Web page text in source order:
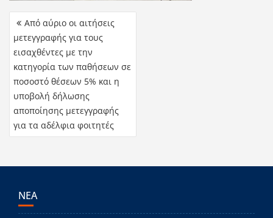
Από αύριο οι αιτήσεις
μετεγγραφής για τους
εισαχθέντες με την
κατηγορία των παθήσεων σε
ποσοστό θέσεων 5% και η
υποβολή δήλωσης
αποποίησης μετεγγραφής
για τα αδέλφια φοιτητές
ΝΕΑ